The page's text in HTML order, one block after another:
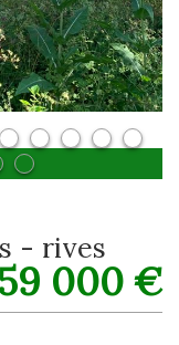
- rives
59 000 €